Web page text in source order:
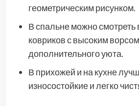
геометрическим рисунком.
В спальне можно смотреть
ковриков с высоким
дополнительного уюта.
В прихожей и на кухне
износостойкие и легко